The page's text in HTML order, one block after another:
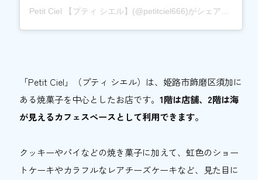
Petit Ciel 【プティ シエル】(@petitciel666)がシェアした投稿
「Petit Ciel」（プティ シエル）は、姫路市飾磨区須加に
ある焼菓子を中心としたお店です。 1階は店舗、2階は海
が見えるカフェスペースとして利用できます。
クッキーやパイなどの焼き菓子に加えて、虹色のショー
トケーキやカラフルなレアチーズケーキなど、見た目に